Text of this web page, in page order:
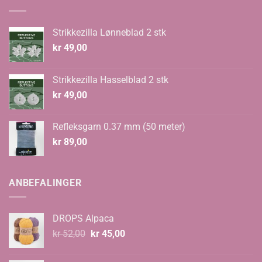
Strikkezilla Lønneblad 2 stk
kr 49,00
Strikkezilla Hasselblad 2 stk
kr 49,00
Refleksgarn 0.37 mm (50 meter)
kr 89,00
ANBEFALINGER
DROPS Alpaca
kr52,00 Opprinnelig
kr45,00Nåværende